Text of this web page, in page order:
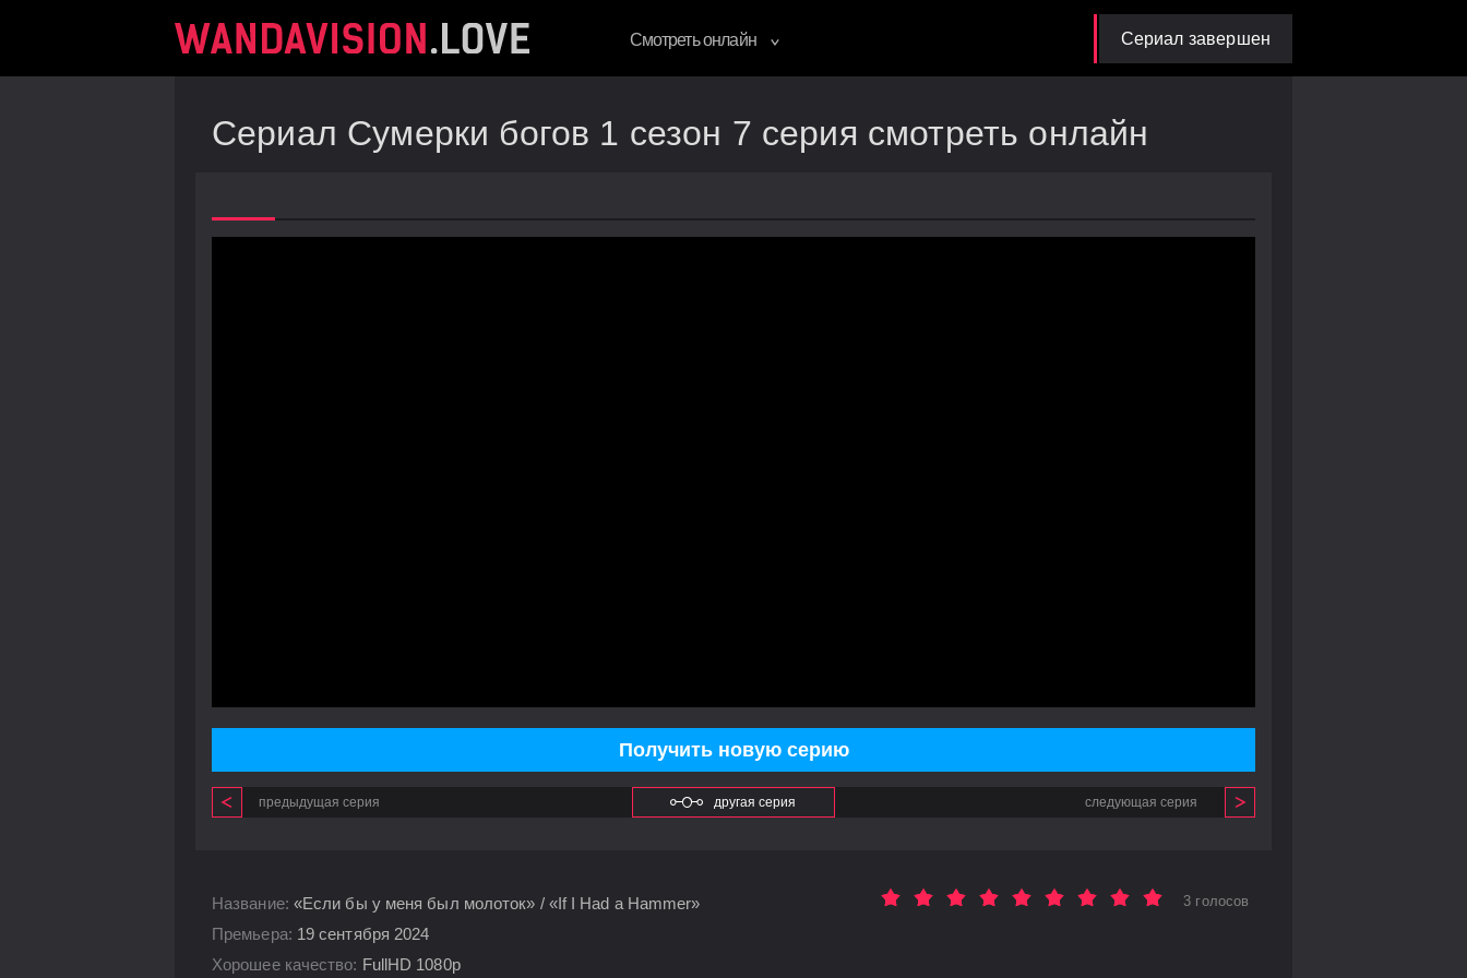
Смотреть онлайн Сериал завершен
Сериал Сумерки богов 1 сезон 7 серия смотреть онлайн
Получить новую серию
предыдущая серия другая серия следующая серия
Название: «Если бы у меня был молоток» / «If I Had a Hammer»
Премьера: 19 сентября 2024
Хорошее качество: FullHD 1080p
3 голосов